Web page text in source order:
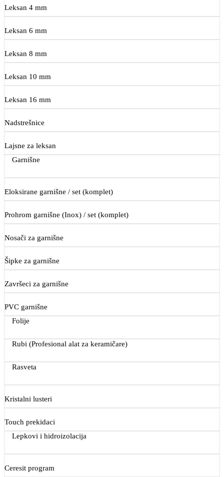
Leksan 4 mm
Leksan 6 mm
Leksan 8 mm
Leksan 10 mm
Leksan 16 mm
Nadstrešnice
Lajsne za leksan
Garnišne
Eloksirane garnišne / set (komplet)
Prohrom garnišne (Inox) / set (komplet)
Nosači za garnišne
Šipke za garnišne
Završeci za garnišne
PVC garnišne
Folije
Rubi (Profesional alat za keramičare)
Rasveta
Kristalni lusteri
Touch prekidaci
Lepkovi i hidroizolacija
Ceresit program